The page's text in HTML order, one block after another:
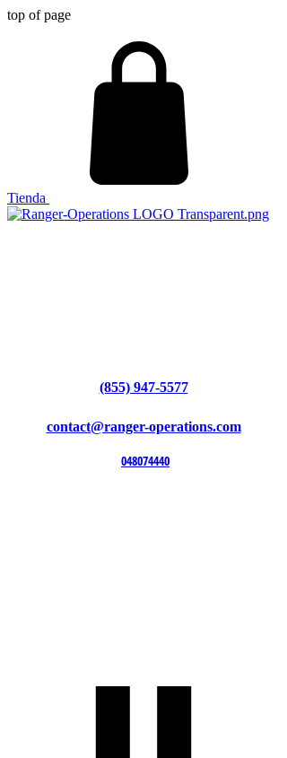
top of page
Tienda
(855) 947-5577
contact@ranger-operations.com
048074440